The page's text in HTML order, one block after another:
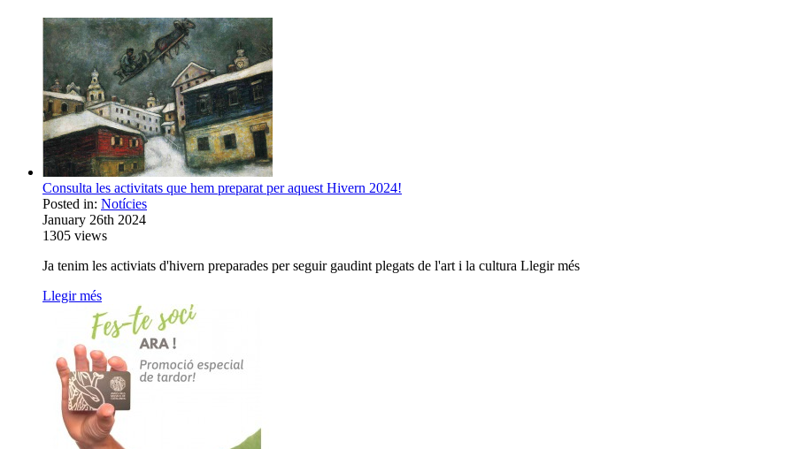
Consulta les activitats que hem preparat per aquest Hivern 2024!
Posted in: Notícies
January 26th 2024
1305 views
Ja tenim les activiats d'hivern preparades per seguir gaudint plegats de l'art i la cultura Llegir més
Llegir més